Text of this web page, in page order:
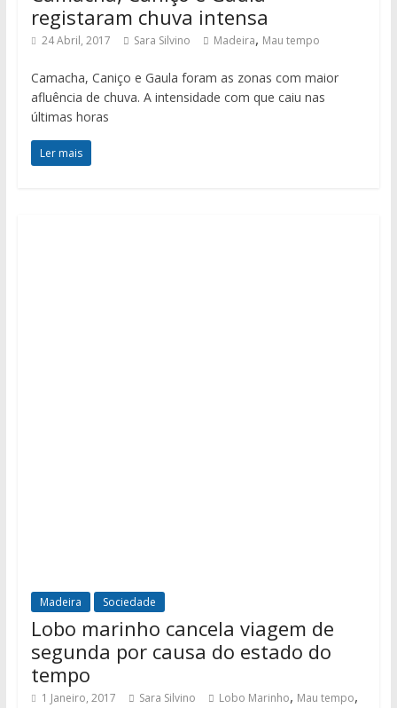
registaram chuva intensa
24 Abril, 2017 Sara Silvino Madeira, Mau tempo
Camacha, Caniço e Gaula foram as zonas com maior
afluência de chuva. A intensidade com que caiu nas
últimas horas
Ler mais
Madeira Sociedade
Lobo marinho cancela viagem de
segunda por causa do estado do
tempo
1 Janeiro, 2017 Sara Silvino Lobo Marinho, Mau tempo,